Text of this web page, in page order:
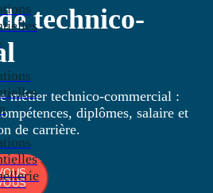
technico-
métier technico-commercial :
diplômes, salaire et
de carrière.